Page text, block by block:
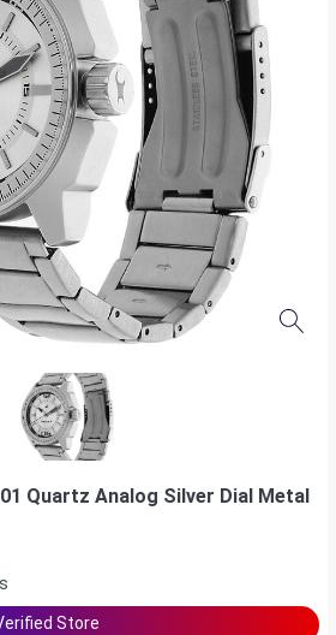
Quartz Analog Silver Dial Metal
Store